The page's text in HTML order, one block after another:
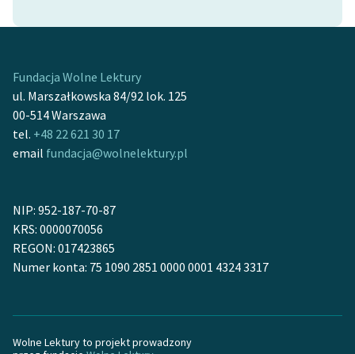
do domeny publicznej,
lektur szkolnych oraz
Starego Testamentu
Odkurzamy bohaterów
O nas
Kontakt
Fundacja Wolne Lektury
ul. Marszałkowska 84/92 lok. 125
00-514 Warszawa
tel. +48 22 621 30 17
email fundacja@wolnelektury.pl
NIP: 952-187-70-87
KRS: 0000070056
REGON: 017423865
Numer konta: 75 1090 2851 0000 0001 4324 3317
Wolne Lektury to projekt prowadzony